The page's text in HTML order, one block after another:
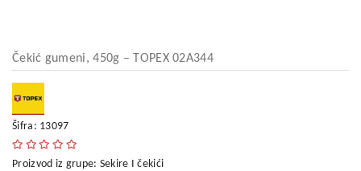
Alati
Sport
rekreacija
Čekić gumeni, 450g – TOPEX 02A344
Šifra: 13097
Proizvod iz grupe: Sekire I čekići